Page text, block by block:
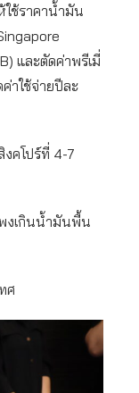
ใช้ราคาน้ำมัน
และตัดค่าพรีเมี่
าใช้จ่ายปีละ
งคโปร์ที่ 4-7
งเกินน้ำมันพื้น
ศ